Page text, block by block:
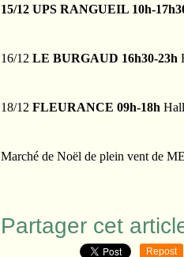
15/12 UPS RANGUEIL 10h-
16/12 LE BURGAUD 16h30-23h
18/12 FLEURANCE 09h-18h
Marché de Noël de plein vent de
Partager cet
Repost